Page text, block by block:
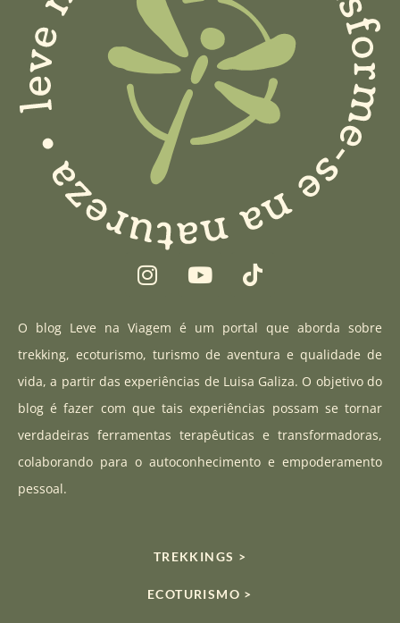
I
n
t
a
g
a
m
Y
o
t
u
b
T
i
t
o
k
O blog Leve na Viagem é um portal que aborda sobre
trekking, ecoturismo, turismo de aventura e qualidade de
vida, a partir das experiências de Luisa Galiza. O objetivo do
blog é fazer com que tais experiências possam se tornar
verdadeiras ferramentas terapêuticas e transformadoras,
colaborando para o autoconhecimento e empoderamento
pessoal.
TREKKINGS >
ECOTURISMO >